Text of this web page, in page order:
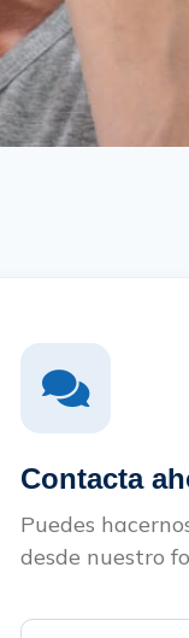
Contacta
Puedes
desde nuestro